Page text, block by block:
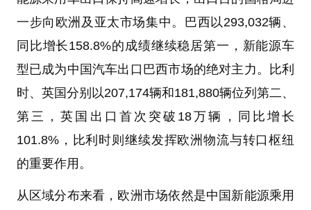
一步向欧洲及亚太市场集中。巴西以293,032辆、
同比增长158.8%的成绩继续稳居第一，新能源车
型已成为中国汽车出口巴西市场的绝对主力。比利
时、英国分别以207,174辆和181,880辆位列第二、
第三，英国出口首次突破18万辆，同比增长
101.8%，比利时则继续发挥欧洲物流与转口枢纽
的重要作用。
从区域分布来看，欧洲市场依然是中国新能源乘用